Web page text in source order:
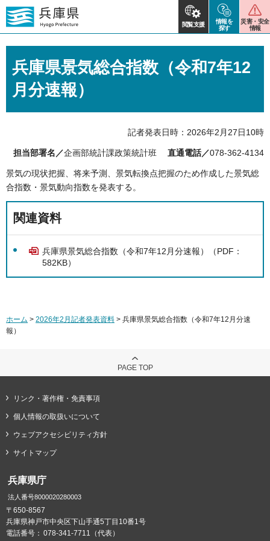
閲覧支援
情報を
探す
災害・安全
情報
兵庫県景気総合指数（令和7年12
月分速報）
記者発表日時：2026年2月27日10時
担当部署名／企画部統計課政策統計班 直通電話／078-362-4134
景気の現状把握、将来予測、景気転換点把握のため作成した景気総
合指数・景気動向指数を発表する。
関連資料
兵庫県景気総合指数（令和7年12月分速報）（PDF：
582KB）
ホーム > 2026年2月記者発表資料 > 兵庫県景気総合指数（令和7年12月分速
報）
PAGE TOP
リンク・著作権・免責事項
個人情報の取扱いについて
ウェブアクセシビリティ方針
サイトマップ
兵庫県庁
法人番号8000020280003
〒650-8567
兵庫県神戸市中央区下山手通5丁目10番1号
電話番号： 078-341-7711（代表）